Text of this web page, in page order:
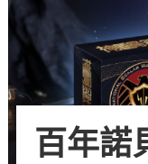
百年諾